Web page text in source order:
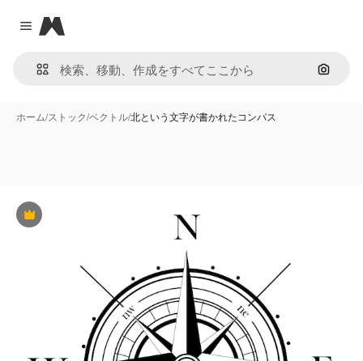
Close menu
Magnific
画像で
ホーム/ストック/ベクトル/北という文字が書かれたコンパス
Premium